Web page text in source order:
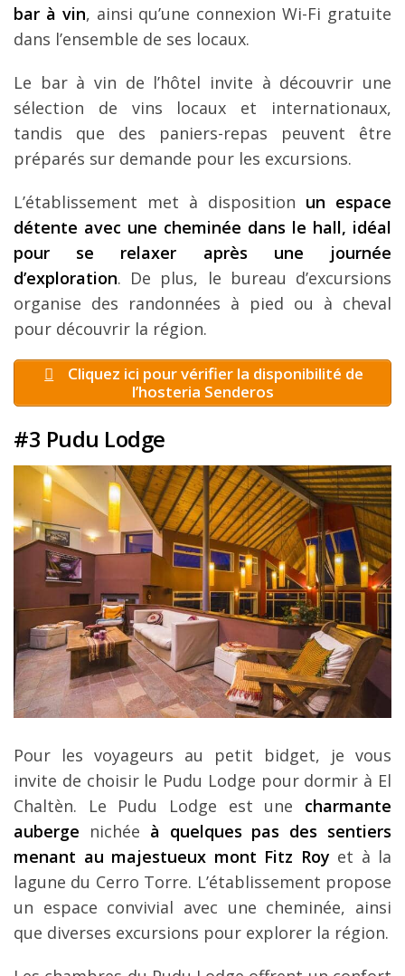
bar à vin, ainsi qu’une connexion Wi-Fi gratuite
dans l’ensemble de ses locaux.
Le bar à vin de l’hôtel invite à découvrir une
sélection de vins locaux et internationaux,
tandis que des paniers-repas peuvent être
préparés sur demande pour les excursions.
L’établissement met à disposition un espace
détente avec une cheminée dans le hall, idéal
pour se relaxer après une journée
d’exploration. De plus, le bureau d’excursions
organise des randonnées à pied ou à cheval
pour découvrir la région.
Cliquez ici pour vérifier la disponibilité de
l’hosteria Senderos
#3 Pudu Lodge
Pour les voyageurs au petit bidget, je vous
invite de choisir le Pudu Lodge pour dormir à El
Chaltèn. Le Pudu Lodge est une charmante
auberge nichée à quelques pas des sentiers
menant au majestueux mont Fitz Roy et à la
lagune du Cerro Torre. L’établissement propose
un espace convivial avec une cheminée, ainsi
que diverses excursions pour explorer la région.